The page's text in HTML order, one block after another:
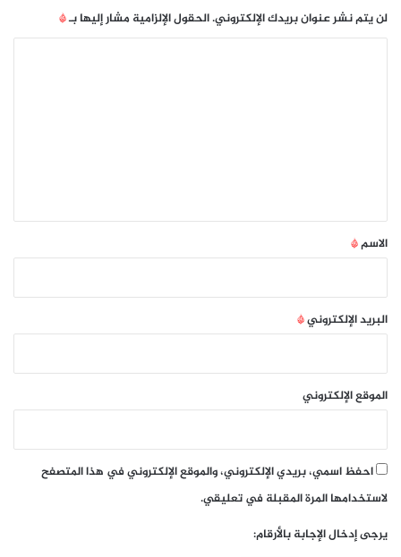
لن يتم نشر عنوان بريدك الإلكتروني.الحقول الإلزامية مشار إليها بـ*
*
الاسم*
البريد الإلكتروني*
الموقع الإلكتروني
احفظ اسمي، بريدي الإلكتروني، والموقع الإلكتروني في هذا المتصفح
لاستخدامها المرة المقبلة في تعليقي.
يرجى إدخال الإجابة بالأرقام: